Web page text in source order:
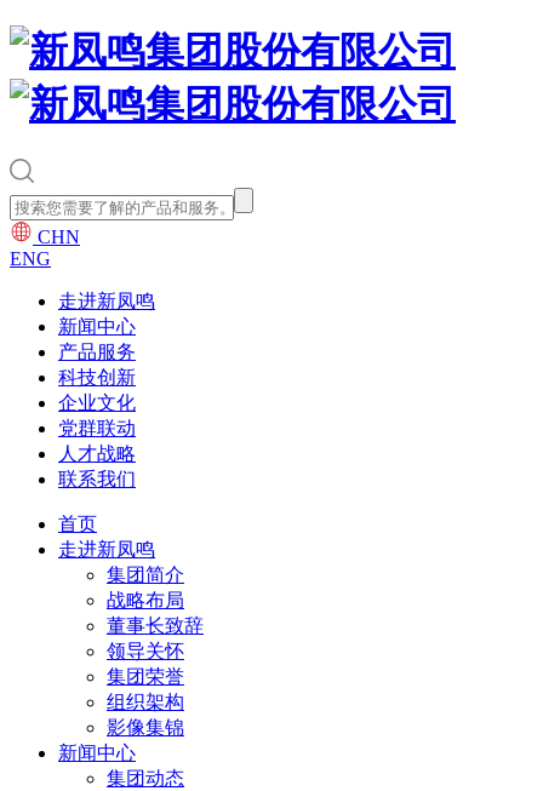
CHN
ENG
走进新凤鸣
新闻中心
产品服务
科技创新
企业文化
党群联动
人才战略
联系我们
首页
走进新凤鸣
集团简介
战略布局
董事长致辞
领导关怀
集团荣誉
组织架构
影像集锦
新闻中心
集团动态